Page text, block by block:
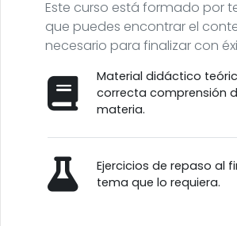
Este curso está formado por
que puedes encontrar el
necesario para finalizar con
Material didáctico
correcta comprensión
materia.
Ejercicios de repaso al
tema que lo requiera.